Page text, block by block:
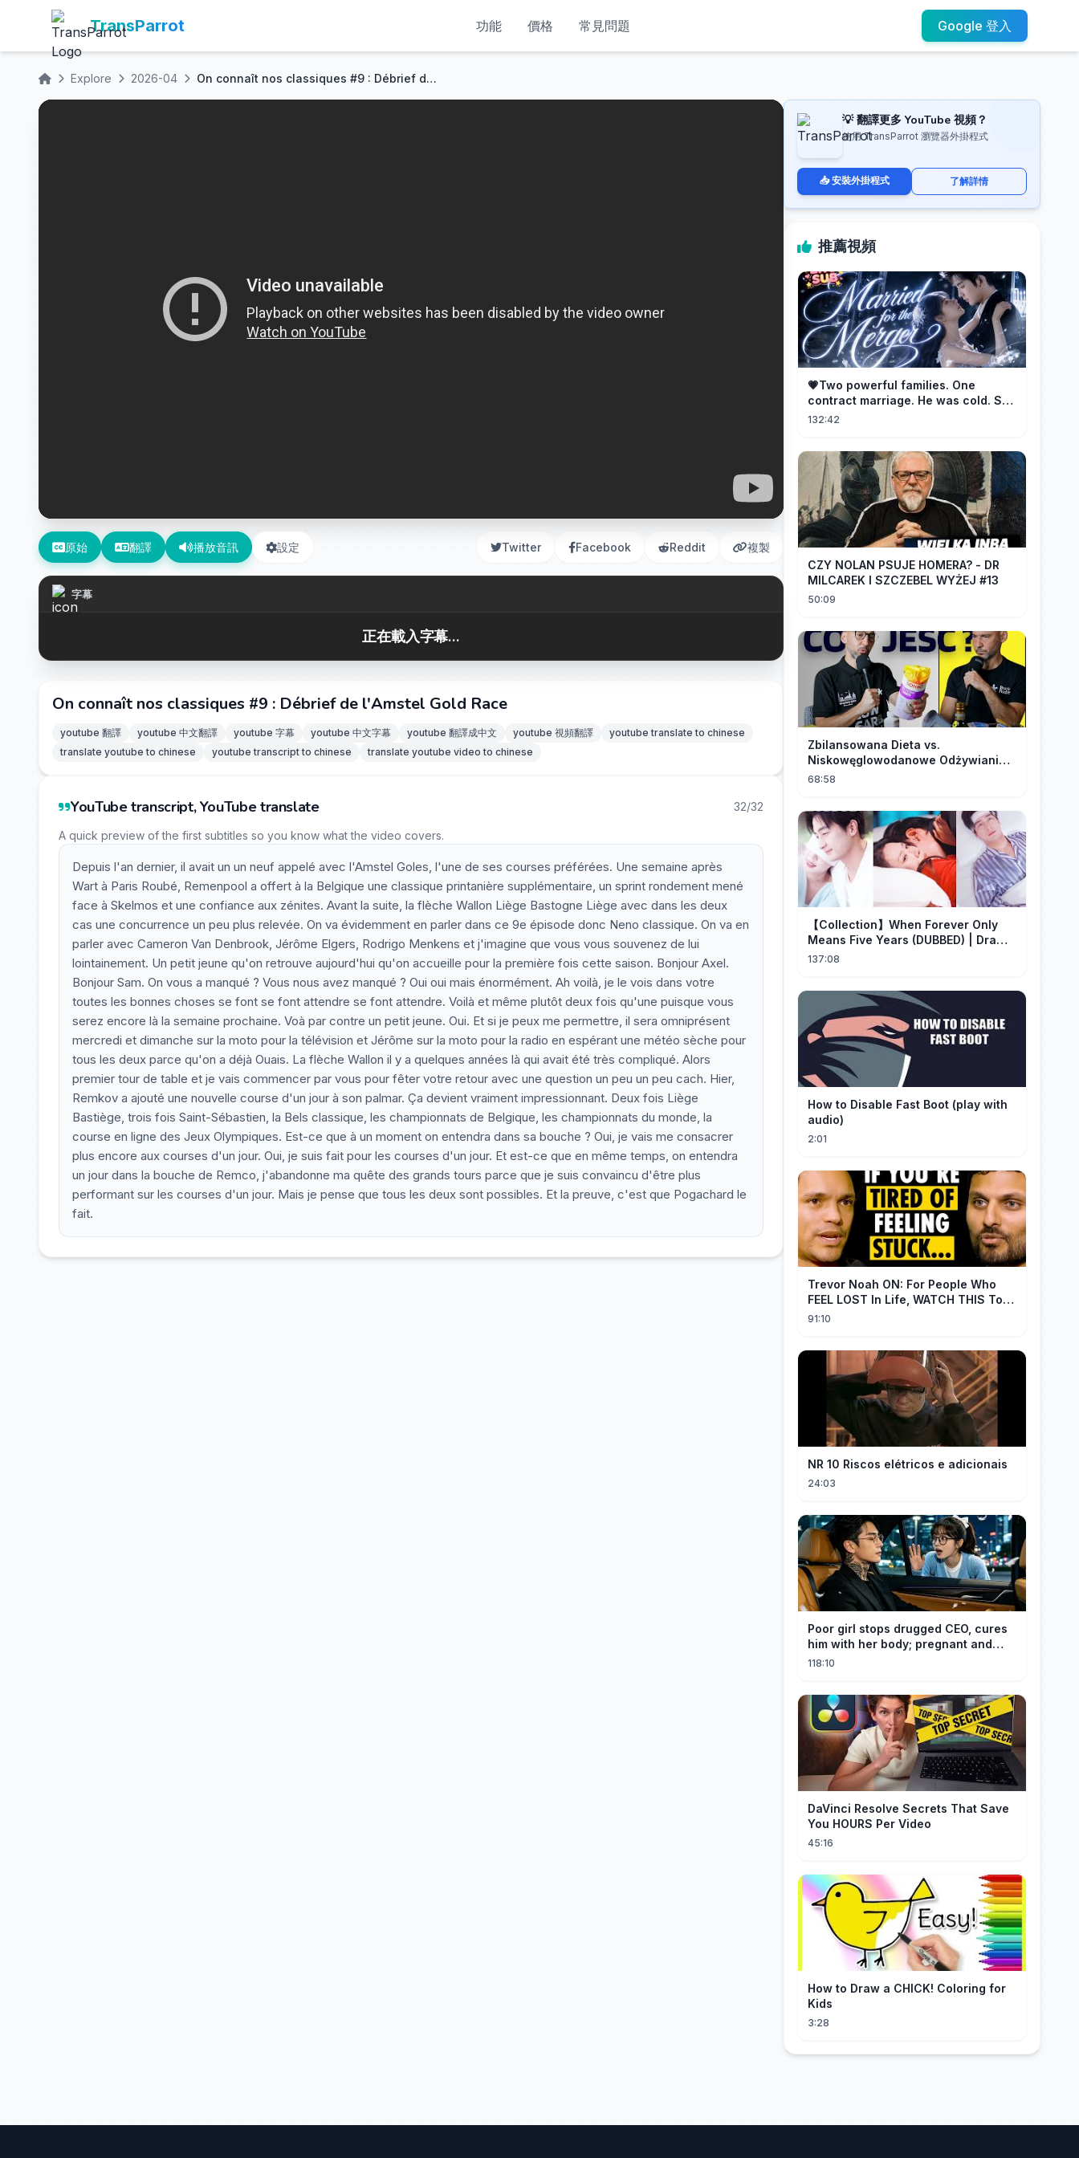
TransParrot 功能 價格 常見問題 Google 登入
Explore 2026-04 On connaît nos classiques #9 : Débrief de l'Amstel Gold Race
原始 翻譯 播放音訊 設定 Twitter Facebook Reddit 複製
字幕
正在載入字幕...
On connaît nos classiques #9 : Débrief de l'Amstel Gold Race
youtube 翻譯 youtube 中文翻譯 youtube 字幕 youtube 中文字幕 youtube 翻譯成中文 youtube 視頻翻譯
youtube translate to chinese
translate youtube to chinese
youtube transcript to chinese translate youtube video to chinese
YouTube transcript, YouTube translate 32/32
A quick preview of the first subtitles so you know what the video covers.
Depuis l'an dernier, il avait un un neuf appelé avec l'Amstel Goles, l'une de ses courses préférées. Une semaine après
Wart à Paris Roubé, Remenpool a offert à la Belgique une classique printanière supplémentaire, un sprint rondement mené
face à Skelmos et une confiance aux zénites. Avant la suite, la flèche Wallon Liège Bastogne Liège avec dans les deux
cas une concurrence un peu plus relevée. On va évidemment en parler dans ce 9e épisode donc Neno classique. On va en
parler avec Cameron Van Denbrook, Jérôme Elgers, Rodrigo Menkens et j'imagine que vous vous souvenez de lui
lointainement. Un petit jeune qu'on retrouve aujourd'hui qu'on accueille pour la première fois cette saison. Bonjour Axel.
Bonjour Sam. On vous a manqué ? Vous nous avez manqué ? Oui oui mais énormément. Ah voilà, je le vois dans votre
toutes les bonnes choses se font se font attendre se font attendre. Voilà et même plutôt deux fois qu'une puisque vous
serez encore là la semaine prochaine. Voà par contre un petit jeune. Oui. Et si je peux me permettre, il sera omniprésent
mercredi et dimanche sur la moto pour la télévision et Jérôme sur la moto pour la radio en espérant une météo sèche pour
tous les deux parce qu'on a déjà Ouais. La flèche Wallon il y a quelques années là qui avait été très compliqué. Alors
premier tour de table et je vais commencer par vous pour fêter votre retour avec une question un peu un peu cach. Hier,
Remkov a ajouté une nouvelle course d'un jour à son palmar. Ça devient vraiment impressionnant. Deux fois Liège
Bastiège, trois fois Saint-Sébastien, la Bels classique, les championnats de Belgique, les championnats du monde, la
course en ligne des Jeux Olympiques. Est-ce que à un moment on entendra dans sa bouche ? Oui, je vais me consacrer
plus encore aux courses d'un jour. Oui, je suis fait pour les courses d'un jour. Et est-ce que en même temps, on entendra
un jour dans la bouche de Remco, j'abandonne ma quête des grands tours parce que je suis convaincu d'être plus
performant sur les courses d'un jour. Mais je pense que tous les deux sont possibles. Et la preuve, c'est que Pogachard le
fait.
💡 翻譯更多 YouTube 視頻？
使用 TransParrot 瀏覽器外掛程式
📥 安裝外掛程式 了解詳情
推薦視頻
💗Two powerful families. One
contract marriage. He was cold. She
was fierce💔 [Married for the
132:42
CZY NOLAN PSUJE HOMERA? - DR
MILCAREK I SZCZEBEL WYŻEJ #13
50:09
Zbilansowana Dieta vs.
Niskowęglowodanowe Odżywianie:
Kto Ma Rację?
68:58
【Collection】When Forever Only
Means Five Years (DUBBED) | Drama
Talk
137:08
How to Disable Fast Boot (play with
audio)
2:01
Trevor Noah ON: For People Who
FEEL LOST In Life, WATCH THIS To
91:10
NR 10 Riscos elétricos e adicionais
24:03
Poor girl stops drugged CEO, cures
him with her body; pregnant and
cherished
118:10
DaVinci Resolve Secrets That Save
You HOURS Per Video
45:16
How to Draw a CHICK! Coloring for
Kids
3:28